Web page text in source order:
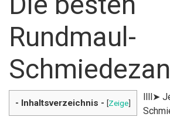
Rundmaul-
- Inhaltsverzeichnis - [Zeige]
llll➤